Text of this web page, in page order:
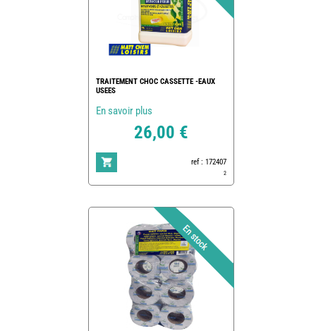
TRAITEMENT CHOC CASSETTE -EAUX
USEES
En savoir plus
26,00 €
ref : 172407
2